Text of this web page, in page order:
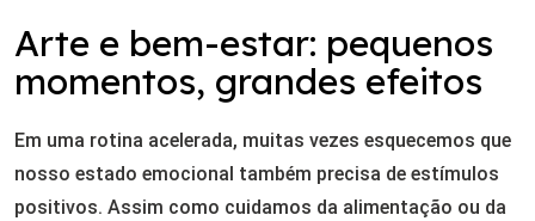
Arte e bem-estar: pequenos
momentos, grandes efeitos
Em uma rotina acelerada, muitas vezes esquecemos que
nosso estado emocional também precisa de estímulos
positivos. Assim como cuidamos da alimentação ou da